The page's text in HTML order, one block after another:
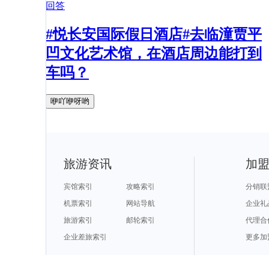
回答
#悦长安国际假日酒店#去临潼贾平
凹文化艺术馆，在酒店周边能打到
车吗？
咿吖咿呀哟
旅游资讯
宾馆索引
攻略索引
机票索引
网站导航
旅游索引
邮轮索引
企业差旅索引
加
分销联
企业礼
代理合
更多加